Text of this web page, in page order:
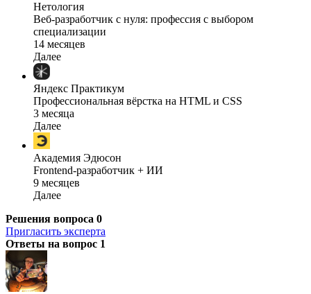
Нетология
Веб-разработчик с нуля: профессия с выбором
специализации
14 месяцев
Далее
Яндекс Практикум
Профессиональная вёрстка на HTML и CSS
3 месяца
Далее
Академия Эдюсон
Frontend-разработчик + ИИ
9 месяцев
Далее
Решения вопроса 0
Пригласить эксперта
Ответы на вопрос 1